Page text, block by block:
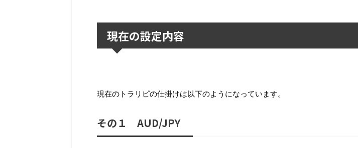
現在の設定内容
現在のトラリピの仕掛けは以下のようになっています。
その１ AUD/JPY